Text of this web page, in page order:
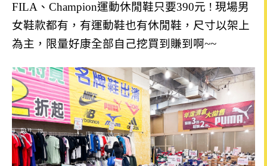
FILA、Champion運動休閒鞋只要390元 ! 現場男
女鞋款都有，有運動鞋也有休閒鞋，尺寸以架上
為主，限量好康全部自己挖買到賺到啊~~